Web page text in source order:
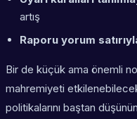
artış
Raporu yorum
Bir de küçük ama önemli
mahremiyeti
politikalarını baştan